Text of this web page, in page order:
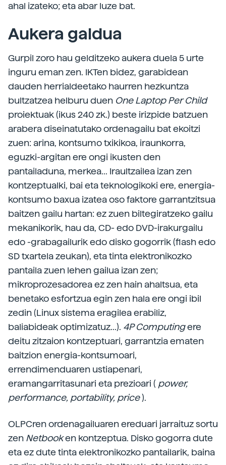
ahal izateko; eta abar luze bat.
Aukera galdua
Gurpil zoro hau gelditzeko aukera duela 5 urte
inguru eman zen. IKTen bidez, garabidean
dauden herrialdeetako haurren hezkuntza
bultzatzea helburu duen One Laptop Per Child
proiektuak (ikus 240 zk.) beste irizpide batzuen
arabera diseinatutako ordenagailu bat ekoitzi
zuen: arina, kontsumo txikikoa, iraunkorra,
eguzki-argitan ere ongi ikusten den
pantailaduna, merkea... Iraultzailea izan zen
kontzeptualki, bai eta teknologikoki ere, energia-
kontsumo baxua izatea oso faktore garrantzitsua
baitzen gailu hartan: ez zuen biltegiratzeko gailu
mekanikorik, hau da, CD- edo DVD-irakurgailu
edo -grabagailurik edo disko gogorrik (flash edo
SD txartela zeukan), eta tinta elektronikozko
pantaila zuen lehen gailua izan zen;
mikroprozesadorea ez zen hain ahaltsua, eta
benetako esfortzua egin zen hala ere ongi ibil
zedin (Linux sistema eragilea erabiliz,
baliabideak optimizatuz...). 4P Computingere
deitu zitzaion kontzeptuari, garrantzia ematen
baitzion energia-kontsumoari,
errendimenduaren ustiapenari,
eramangarritasunari eta prezioari ( power,
performance, portability, price).
OLPCren ordenagailuaren ereduari jarraituz sortu
zen Netbooken kontzeptua. Disko gogorra dute
eta ez dute tinta elektronikozko pantailarik, baina